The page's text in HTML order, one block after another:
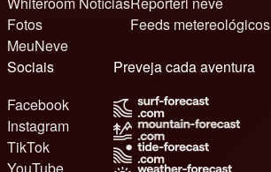
Fotos
MeuNeve
Feeds metereológicos
Sociais
Facebook
Instagram
TikTok
Preveja cada aventura